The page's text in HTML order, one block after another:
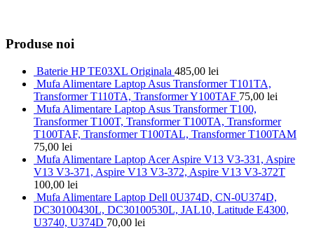
Produse noi
Baterie HP TE03XL Originala 485,00 lei
Mufa Alimentare Laptop Asus Transformer T101TA,
Transformer T110TA, Transformer Y100TAF 75,00 lei
Mufa Alimentare Laptop Asus Transformer T100,
Transformer T100T, Transformer T100TA, Transformer
T100TAF, Transformer T100TAL, Transformer T100TAM
75,00 lei
Mufa Alimentare Laptop Acer Aspire V13 V3-331, Aspire
V13 V3-371, Aspire V13 V3-372, Aspire V13 V3-372T
100,00 lei
Mufa Alimentare Laptop Dell 0U374D, CN-0U374D,
DC30100430L, DC30100530L, JAL10, Latitude E4300,
U3740, U374D 70,00 lei